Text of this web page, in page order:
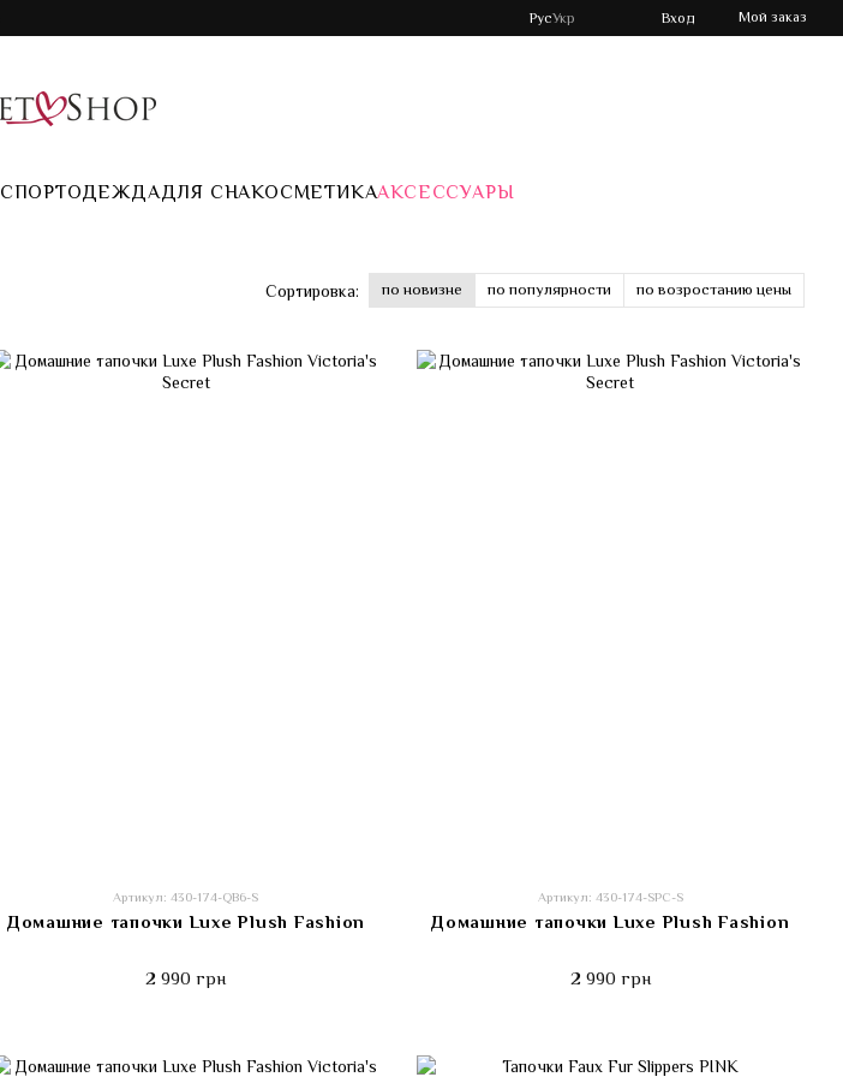
РусУкр Вход Мой заказ
СПОРТОДЕЖДАДЛЯ СНАКОСМЕТИКААКСЕССУАРЫ
Сортировка: по новизне по популярности по возростанию цены
Артикул: 430-174-QB6-S
Домашние тапочки Luxe Plush Fashion
2 990 грн
Артикул: 430-174-SPC-S
Домашние тапочки Luxe Plush Fashion
2 990 грн